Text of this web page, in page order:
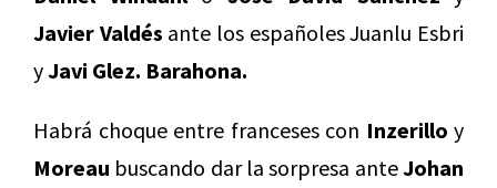
Javier Valdés ante los españoles Juanlu Esbri
yJavi Glez. Barahona.
Habrá choque entre franceses con Inzerillo y
Moreau buscando dar la sorpresa anteJohan